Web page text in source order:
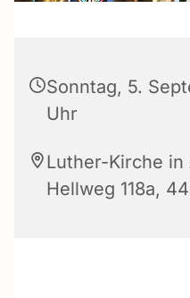
Sonntag, 5.
Uhr
Luther-Kirche
Hellweg 118a,